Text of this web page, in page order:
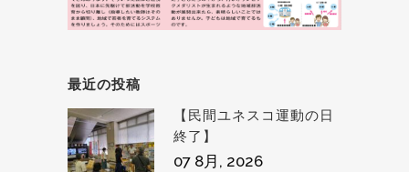
最近の投稿
【民間ユネスコ運動の日
終了】
07 8月, 2026